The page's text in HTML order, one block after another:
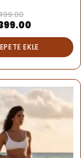
EKLE